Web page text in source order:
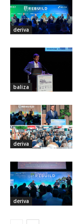
deriva
baliza
deriva
deriva